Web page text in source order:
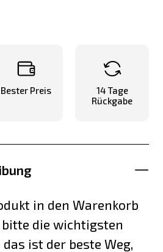
Bester Preis
14 Tage
Rückgabe
in den Warenkorb
die wichtigsten
ist der beste Weg,